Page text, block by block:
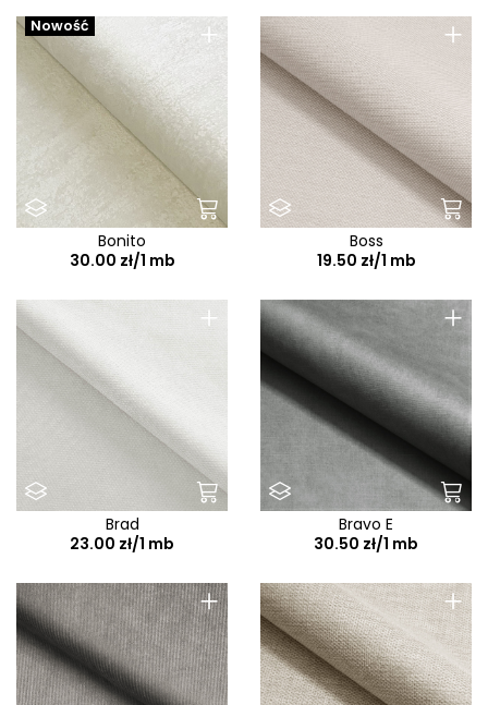
+
Nowość
Bonito
30.00 zł/1 mb
+
Boss
19.50 zł/1 mb
+
Brad
23.00 zł/1 mb
+
Bravo E
30.50 zł/1 mb
+ +